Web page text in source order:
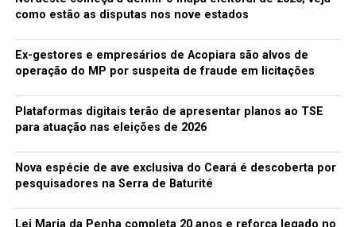
Cardoso: Grupo é formado para mobilização nos
trabalhos da Igreja
NÃO PERCA
Secretaria da Educação de Iguatu lança edital para
seleção de bolsistas
redacao
como estão as disputas nos nove estados
Ex-gestores e empresários de Acopiara são alvos de
operação do MP por suspeita de fraude em licitações
Plataformas digitais terão de apresentar planos ao TSE
para atuação nas eleições de 2026
Nova espécie de ave exclusiva do Ceará é descoberta por
pesquisadores na Serra de Baturité
Lei Maria da Penha completa 20 anos e reforça legado no